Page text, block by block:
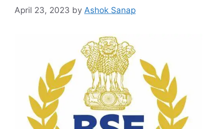
April 23, 2023 by Ashok Sanap